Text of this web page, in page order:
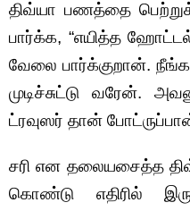
திவ்யா பணத்தை
பார்க்க, “எயித்த
வேலை பார்க்குறான்.
முடிச்சுட்டு வரேன்.
ட்ரவுஸர் தான்
சரி என தலையசைத்த
கொண்டு எதிரில்